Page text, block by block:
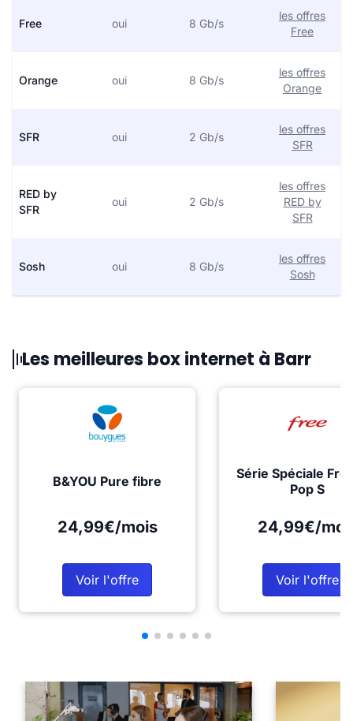
Free oui 8 Gb/s
les offres
Free
Orange oui 8 Gb/s
les offres
Orange
SFR oui 2 Gb/s
les offres
SFR
RED by
SFR
oui 2 Gb/s
les offres
RED by
SFR
Sosh oui 8 Gb/s
les offres
Sosh
Les meilleures box internet à Barr
B&YOU Pure fibre
24,99€/mois
Voir l'offre
Série Spéciale
Pop S
24,99€/
Voir l'offre